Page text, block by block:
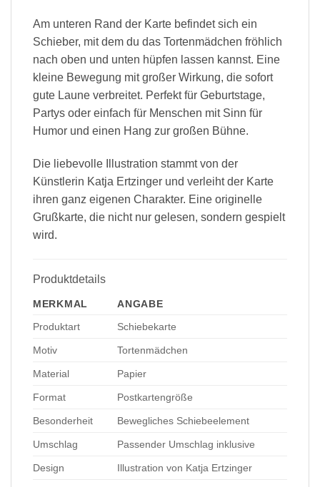
Am unteren Rand der Karte befindet sich ein
Schieber, mit dem du das Tortenmädchen fröhlich
nach oben und unten hüpfen lassen kannst. Eine
kleine Bewegung mit großer Wirkung, die sofort
gute Laune verbreitet. Perfekt für Geburtstage,
Partys oder einfach für Menschen mit Sinn für
Humor und einen Hang zur großen Bühne.
Die liebevolle Illustration stammt von der
Künstlerin Katja Ertzinger und verleiht der Karte
ihren ganz eigenen Charakter. Eine originelle
Grußkarte, die nicht nur gelesen, sondern gespielt
wird.
Produktdetails
MERKMAL
ANGABE
Produktart
Schiebekarte
Motiv Tortenmädchen
Material Papier
Format Postkartengröße
Besonderheit Bewegliches Schiebeelement
Umschlag Passender Umschlag inklusive
Design Illustration von Katja Ertzinger